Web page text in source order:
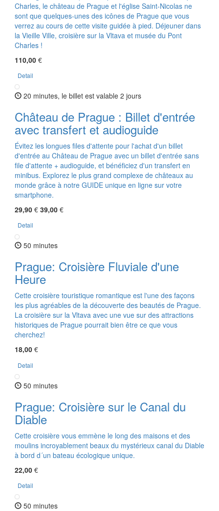
Charles, le château de Prague et l'église Saint-Nicolas ne
sont que quelques-unes des icônes de Prague que vous
verrez au cours de cette visite guidée à pied. Déjeuner dans
la Vieille Ville, croisière sur la Vltava et musée du Pont
Charles !
110,00 €
Detail
20 minutes, le billet est valable 2 jours
Château de Prague : Billet d'entrée
avec transfert et audioguide
Évitez les longues files d'attente pour l'achat d'un billet
d'entrée au Château de Prague avec un billet d'entrée sans
file d'attente + audioguide, et bénéficiez d'un transfert en
minibus. Explorez le plus grand complexe de châteaux au
monde grâce à notre GUIDE unique en ligne sur votre
smartphone.
29,90 € 39,00 €
Detail
50 minutes
Prague: Croisière Fluviale d'une
Heure
Cette croisière touristique romantique est l'une des façons
les plus agréables de la découverte des beautés de Prague.
La croisière sur la Vltava avec une vue sur des attractions
historiques de Prague pourrait bien être ce que vous
cherchez!
18,00 €
Detail
50 minutes
Prague: Croisière sur le Canal du
Diable
Cette croisière vous emmène le long des maisons et des
moulins incroyablement beaux du mystérieux canal du Diable
à bord d´un bateau écologique unique.
22,00 €
Detail
50 minutes